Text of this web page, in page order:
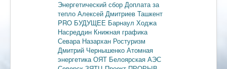
Энергетический сбор Доплата за
тепло Алексей Дмитриев Ташкент
PRO БУДУЩЕЕ Барнаул Ходжа
Насреддин Книжная графика
Севара Назархан Ростуризм
Дмитрий Чернышенко Атомная
энергетика ОЯТ Белоярская АЭС